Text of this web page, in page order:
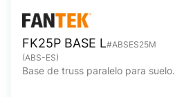
FK25P BASE L#ABSES25M
(ABS-ES)
Base de truss paralelo para suelo.